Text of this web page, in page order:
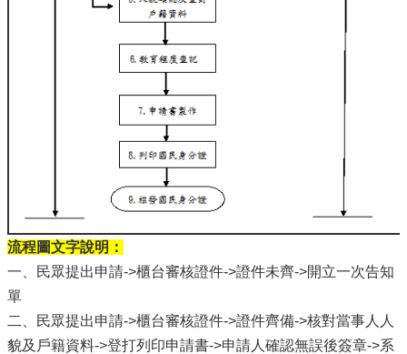
流程圖文字說明：
一、民眾提出申請->櫃台審核證件->證件未齊->開立一次告知
單
二、民眾提出申請->櫃台審核證件->證件齊備->核對當事人人
貌及戶籍資料->登打列印申請書->申請人確認無誤後簽章->系